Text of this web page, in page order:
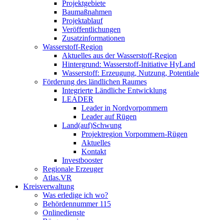
Projektgebiete
Baumaßnahmen
Projektablauf
Veröffentlichungen
Zusatzinformationen
Wasserstoff-Region
Aktuelles aus der Wasserstoff-Region
Hintergrund: Wasserstoff-Initiative HyLand
Wasserstoff: Erzeugung, Nutzung, Potentiale
Förderung des ländlichen Raumes
Integrierte Ländliche Entwicklung
LEADER
Leader in Nordvorpommern
Leader auf Rügen
Land(auf)Schwung
Projektregion Vorpommern-Rügen
Aktuelles
Kontakt
Investbooster
Regionale Erzeuger
Atlas.VR
Kreisverwaltung
Was erledige ich wo?
Behördennummer 115
Onlinedienste